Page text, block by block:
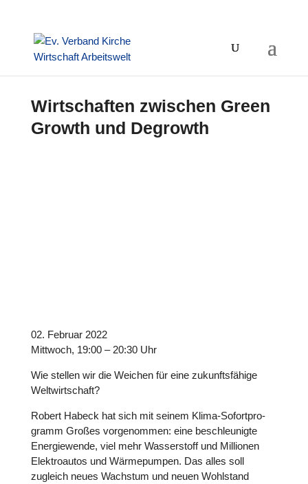
Wirtschaften zwischen Green
Growth und Degrowth
02. Februar 2022
Mittwoch, 19:00 – 20:30 Uhr
Wie stellen wir die Weichen für eine zukunfts­fä­hige
Welt­wirt­schaft?
Robert Habeck hat sich mit seinem Klima-Sofort­pro­
gramm Großes vor­ge­nom­men: eine beschleu­nigte
Ener­gie­wende, viel mehr Was­ser­stoff und Mil­lio­nen
Elek­tro­au­tos und Wär­me­pum­pen. Das alles soll
zugleich neues Wachstum und neuen Wohl­stand